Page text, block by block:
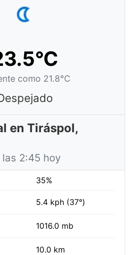
como 21.8°C
en Tiráspol,
2:45 hoy
35%
5.4 kph (37°)
1016.0 mb
10.0 km